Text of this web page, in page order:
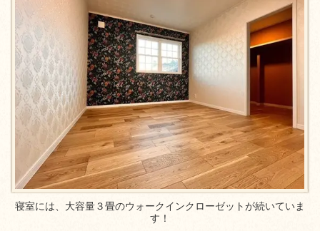
寝室には、大容量３畳のウォークインクローゼットが続いていま
す！